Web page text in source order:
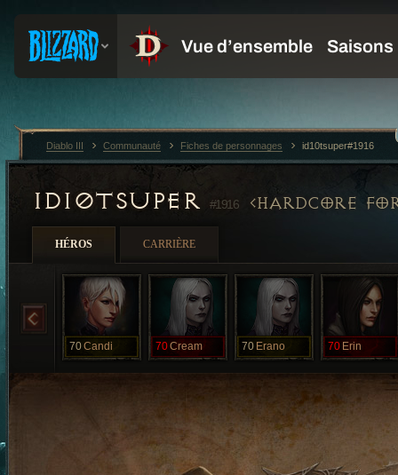
ID10TSUPER #1916 HARDCORE
HÉROS CARRIÈRE
70Candi 70Cream 70 Erano 70 Erin
Diablo III Communauté Fiches de personnages id10tsuper#1916